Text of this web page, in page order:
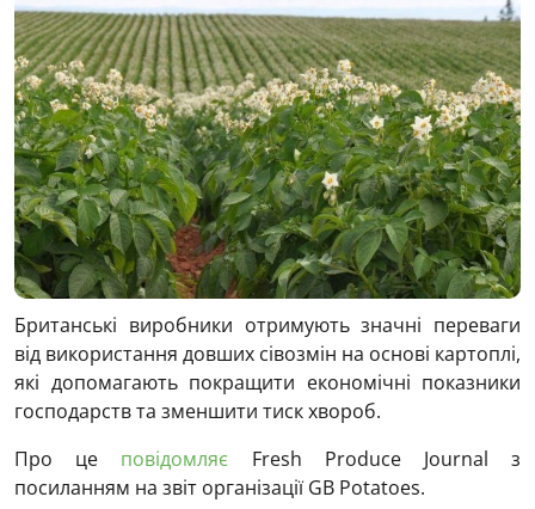
Британські виробники отримують значні переваги
від використання довших сівозмін на основі картоплі,
які допомагають покращити економічні показники
господарств та зменшити тиск хвороб.
Про це повідомляє Fresh Produce Journal з
посиланням на звіт організації GB Potatoes.